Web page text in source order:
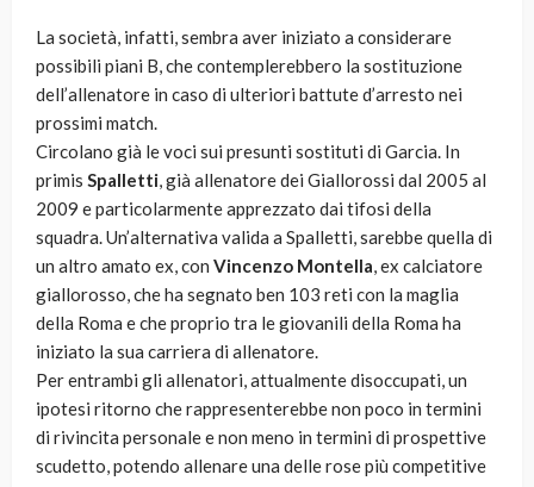
La società, infatti, sembra aver iniziato a considerare
possibili piani B, che contemplerebbero la sostituzione
dell’allenatore in caso di ulteriori battute d’arresto nei
prossimi match.
Circolano già le voci sui presunti sostituti di Garcia. In
primis Spalletti, già allenatore dei Giallorossi dal 2005 al
2009 e particolarmente apprezzato dai tifosi della
squadra. Un’alternativa valida a Spalletti, sarebbe quella di
un altro amato ex, con Vincenzo Montella, ex calciatore
giallorosso, che ha segnato ben 103 reti con la maglia
della Roma e che proprio tra le giovanili della Roma ha
iniziato la sua carriera di allenatore.
Per entrambi gli allenatori, attualmente disoccupati, un
ipotesi ritorno che rappresenterebbe non poco in termini
di rivincita personale e non meno in termini di prospettive
scudetto, potendo allenare una delle rose più competitive